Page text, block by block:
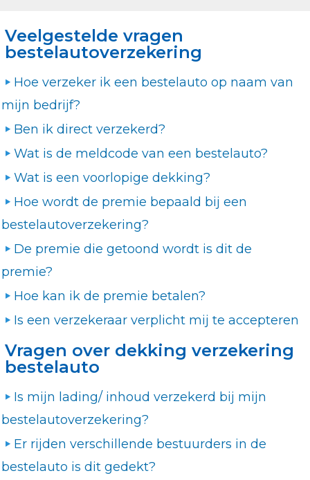
Veelgestelde vragen
bestelautoverzekering
Hoe verzeker ik een bestelauto op naam van
mijn bedrijf?
Ben ik direct verzekerd?
Wat is de meldcode van een bestelauto?
Wat is een voorlopige dekking?
Hoe wordt de premie bepaald bij een
bestelautoverzekering?
De premie die getoond wordt is dit de
premie?
Hoe kan ik de premie betalen?
Is een verzekeraar verplicht mij te accepteren
Vragen over dekking verzekering
bestelauto
Is mijn lading/ inhoud verzekerd bij mijn
bestelautoverzekering?
Er rijden verschillende bestuurders in de
bestelauto is dit gedekt?